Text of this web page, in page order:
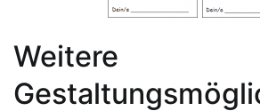
Weitere